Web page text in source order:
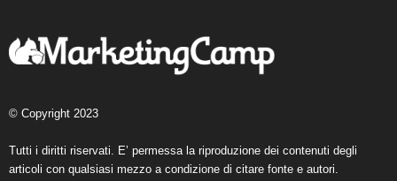
© Copyright 2023
Tutti i diritti riservati. E’ permessa la riproduzione dei contenuti degli
articoli con qualsiasi mezzo a condizione di citare fonte e autori.